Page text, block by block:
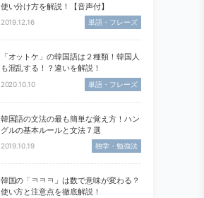
使い分け方を解説！【音声付】
2019.12.16 単語・フレーズ
「オットケ」の韓国語は２種類！韓国人
も混乱する！？違いを解説！
2020.10.10 単語・フレーズ
韓国語の文法の最も簡単な覚え方！ハン
グルの基本ルールと文法７選
2019.10.19 独学・勉強法
韓国の「ㅋㅋㅋ」は数で意味が変わる？
使い方と注意点を徹底解説！